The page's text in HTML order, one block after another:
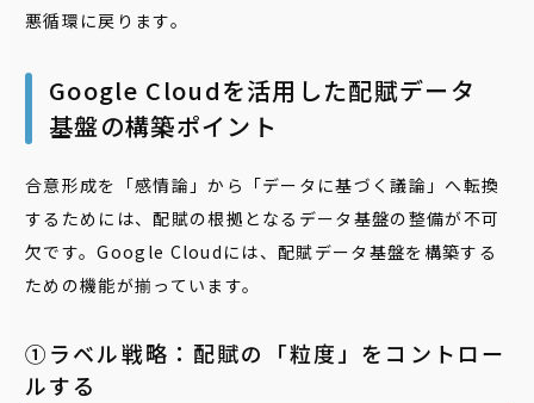
悪循環に戻ります。
Google Cloudを活用した配賦データ
基盤の構築ポイント
合意形成を「感情論」から「データに基づく議論」へ転換
するためには、配賦の根拠となるデータ基盤の整備が不可
欠です。Google Cloudには、配賦データ基盤を構築する
ための機能が揃っています。
➀ラベル戦略：配賦の「粒度」をコントロー
ルする